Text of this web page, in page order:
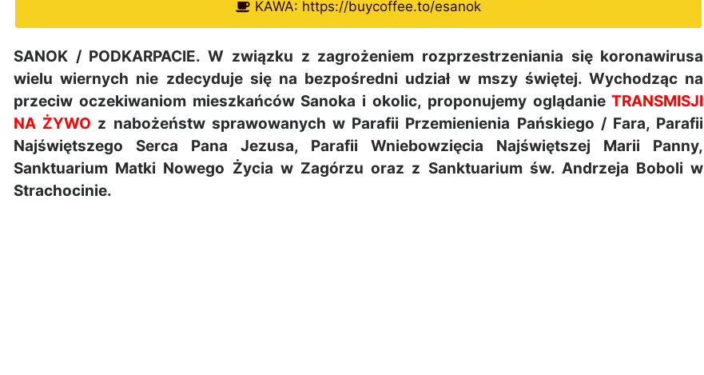
KAWA: https://buycoffee.to/esanok
SANOK / PODKARPACIE. W związku z zagrożeniem rozprzestrzeniania się koronawirusa
wielu wiernych nie zdecyduje się na bezpośredni udział w mszy świętej. Wychodząc na
przeciw oczekiwaniom mieszkańców Sanoka i okolic, proponujemy oglądanieTRANSMISJI
NA ŻYWO z nabożeństw sprawowanych w Parafii Przemienienia Pańskiego / Fara, Parafii
Najświętszego Serca Pana Jezusa, Parafii Wniebowzięcia Najświętszej Marii Panny,
Sanktuarium Matki Nowego Życia w Zagórzu oraz z Sanktuarium św. Andrzeja Boboli w
Strachocinie.